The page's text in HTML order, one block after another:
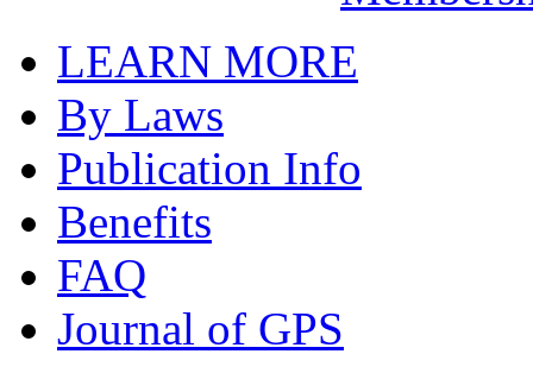
LEARN MORE
By Laws
Publication Info
Benefits
FAQ
Journal of GPS